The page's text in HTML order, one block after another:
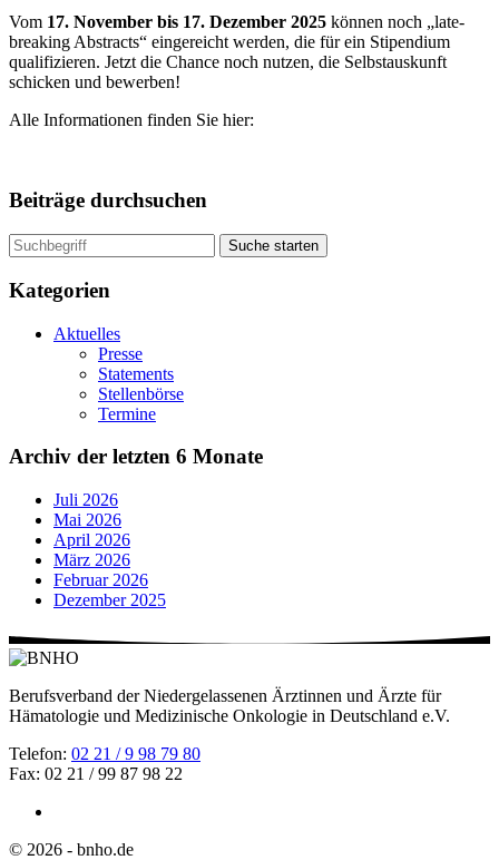
Vom 17. November bis 17. Dezember 2025 können noch „late-
breaking Abstracts“ eingereicht werden, die für ein Stipendium
qualifizieren. Jetzt die Chance noch nutzen, die Selbstauskunft
schicken und bewerben!
Alle Informationen finden Sie hier:
Beiträge durchsuchen
Suche starten
Kategorien
Aktuelles
Presse
Statements
Stellenbörse
Termine
Archiv der letzten 6 Monate
Juli 2026
Mai 2026
April 2026
März 2026
Februar 2026
Dezember 2025
Berufsverband der Niedergelassenen Ärztinnen und Ärzte für
Hämatologie und Medizinische Onkologie in Deutschland e.V.
Telefon: 02 21 / 9 98 79 80
Fax: 02 21 / 99 87 98 22
© 2026 - bnho.de